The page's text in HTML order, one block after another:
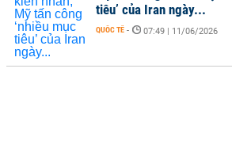
tiêu’ của Iran ngày...
QUỐC TẾ - 07:49 | 11/06/2026